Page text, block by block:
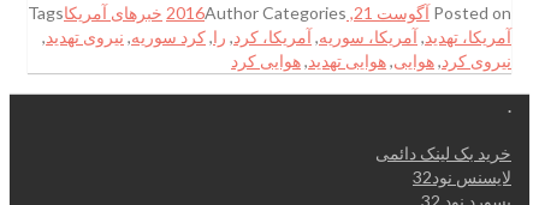
Posted on آگوست 21, 2016 AuthorCategories خبرهای آمریکاTags
آمریکا، تهدید,آمریکا، سوریه,آمریکا، کرد, را,کرد سوریه, نیروی تهدید,
نیروی کرد,هوایی,هوایی تهدید,هوایی کرد
.
خرید بک لینک دائمی
لایسنس نود32
پسورد نود 32